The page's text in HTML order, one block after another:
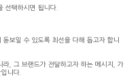
선택하시면 됩니다.
보일 수 있도록 최선을 다해 돕고자 합니
라, 그 브랜드가 전달하고자 하는 메시지, 가
니다.